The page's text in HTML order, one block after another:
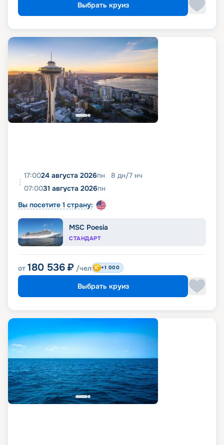
Выбрать круиз
17:0024 августа 2026пн 8 дн/7 нч
07:0031 августа 2026пн
Вы посетите 1 страну:
MSC Poesia
СТАНДАРТ
от 180 536 ₽ /чел +1 000
Выбрать круиз